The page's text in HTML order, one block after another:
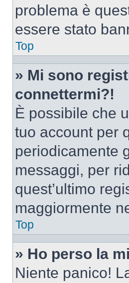
problema è
essere stato
Top
» Mi sono
connettermi?!
È possibile che
tuo account per
periodicamente
messaggi, per
quest’ultimo
maggiormente
Top
» Ho perso la
Niente panico!